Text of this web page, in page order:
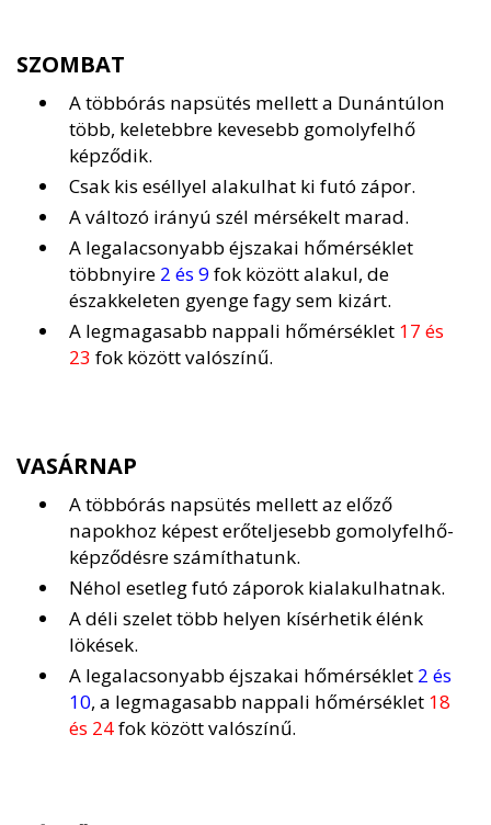
SZOMBAT
A többórás napsütés mellett a Dunántúlon
több, keletebbre kevesebb gomolyfelhő
képződik.
Csak kis eséllyel alakulhat ki futó zápor.
A változó irányú szél mérsékelt marad.
A legalacsonyabb éjszakai hőmérséklet
többnyire 2 és 9fok között alakul, de
északkeleten gyenge fagy sem kizárt.
A legmagasabb nappali hőmérséklet 17 és
23 fok között valószínű.
VASÁRNAP
A többórás napsütés mellett az előző
napokhoz képest erőteljesebb gomolyfelhő-
képződésre számíthatunk.
Néhol esetleg futó záporok kialakulhatnak.
A déli szelet több helyen kísérhetik élénk
lökések.
A legalacsonyabb éjszakai hőmérséklet 2 és
10, a legmagasabb nappali hőmérséklet 18
és 24fok között valószínű.